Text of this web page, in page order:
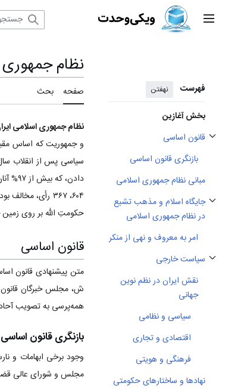
منوی اصلی
فهرست نهفتن
بخش آغازین
قانون اساسی
تغییر وضعیت زیربخش‌های قانون اساسی
بازنگری قانون اساسی
مبانی نظام جمهوری اسلامی‌
جایگاه اسلام و مذهب تشیع
در نظام جمهوری اسلامی
تغییر وضعیت زیربخش‌های جایگاه اسلام و مذهب تشیع در نظام جمهوری اسلامی
امر به معروف و نهی از منکر
سیاست خارجی
تغییر وضعیت زیربخش‌های سیاست خارجی
نقش ایران در نظم نوین
جهانی
سیاسی و نظامی
اقتصادی و تجاری
فرهنگی و هویتی
نهادها و ساختارهای حکومتی‌
نظام جمهوری
صفحه
بحث
نظام جمهوری اسلامی
و جمهوریت که اساس
حکومتِ اللّه بر روی زمین
قانون اساسی
ش، مجلس خبرگان قانون
همه‌پرسی به تصویب
بازنگری قانون اساسی
مجلس و شورای عالی